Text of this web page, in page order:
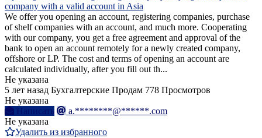
company with a valid account in Asia
We offer you opening an account, registering companies, purchase
of shelf companies with an account, and much more. Cooperating
with our company, you get a free agreement and approval of the
bank to open an account remotely for a newly created company,
offshore or LP. The cost and terms of opening an account are
calculated individually, after you fill out th...
Не указана
5 лет назад Бухгалтерские Продам 778 Просмотров
Не указана
Написать
a.********@******.com
Не указана
Удалить из избранного